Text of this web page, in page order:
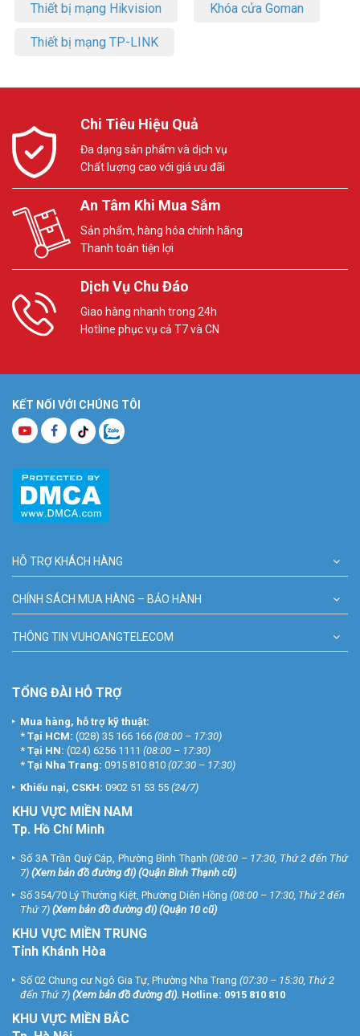
Thiết bị mạng Hikvision Khóa cửa Goman
Thiết bị mạng TP-LINK
Chi Tiêu Hiệu Quả
Đa dạng sản phẩm và dịch vụ
Chất lượng cao với giá ưu đãi
An Tâm Khi Mua Sắm
Sản phẩm, hàng hóa chính hãng
Thanh toán tiện lợi
Dịch Vụ Chu Đáo
Giao hàng nhanh trong 24h
Hotline phục vụ cả T7 và CN
KẾT NỐI VỚI CHÚNG TÔI
HỖ TRỢ KHÁCH HÀNG
CHÍNH SÁCH MUA HÀNG – BẢO HÀNH
THÔNG TIN VUHOANGTELECOM
TỔNG ĐÀI HỖ TRỢ
Mua hàng, hỗ trợ kỹ thuật:
* Tại HCM: (028) 35 166 166 (08:00 – 17:30)
* Tại HN: (024) 6256 1111 (08:00 – 17:30)
* Tại Nha Trang: 0915 810 810 (07:30 – 17:30)
Khiếu nại, CSKH: 0902 51 53 55 (24/7)
KHU VỰC MIỀN NAM
Tp. Hồ Chí Minh
Số 3A Trần Quý Cáp, Phường Bình Thạnh (08:00 – 17:30, Thứ 2 đến Thứ
7) (Xem bản đồ đường đi) (Quận Bình Thạnh cũ)
Số 354/70 Lý Thường Kiệt, Phường Diên Hồng (08:00 – 17:30, Thứ 2 đến
Thứ 7) (Xem bản đồ đường đi) (Quận 10 cũ)
KHU VỰC MIỀN TRUNG
Tỉnh Khánh Hòa
Số 02 Chung cư Ngô Gia Tự, Phường Nha Trang (07:30 – 15:30, Thứ 2
đến Thứ 7) (Xem bản đồ đường đi). Hotline: 0915 810 810
KHU VỰC MIỀN BẮC